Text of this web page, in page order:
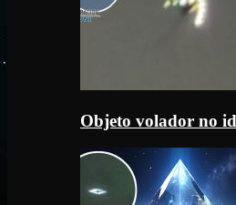
Objeto volador no